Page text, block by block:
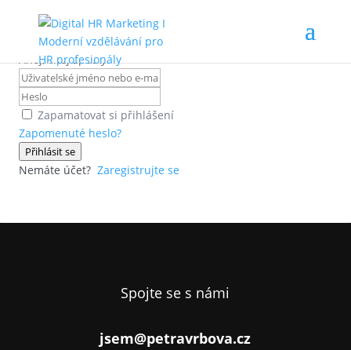
Ahoj, vítej zpátky!
Zapamatovat si přihlášení
Zapomenuté heslo?
Přihlásit se
Nemáte účet? Zaregistrujte se
Spojte se s námi
jsem@petravrbova.cz